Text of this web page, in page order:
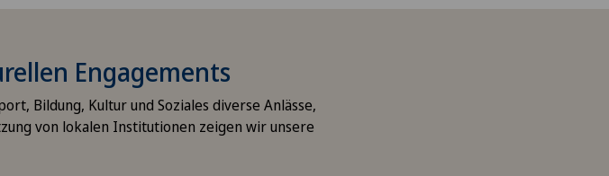
Engagements
Bildung, Kultur und Soziales diverse Anlässe,
von lokalen Institutionen zeigen wir unsere